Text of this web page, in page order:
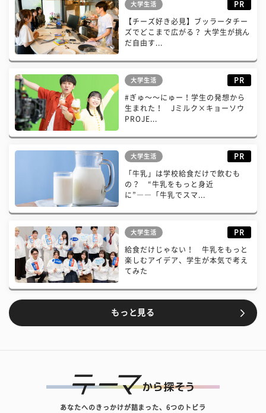
大学生活 PR
【チーズ好き必見】ブッラータチー
ズでどこまで広がる？ 大学生が挑ん
だ自由す...
大学生活 PR
#ぎゅ〜〜にゅー！学生の発想から
生まれた！ Jミルク×キョーソウ
PROJE...
大学生活 PR
「牛乳」は学校給食だけで飲むも
の？ “牛乳をもっと身近
に”――「牛乳でスマ...
大学生活 PR
給食だけじゃない！ 牛乳をもっと
楽しむアイデア、学生が本気で考え
てみた
もっと見る
あなたへのきっかけが詰まった、6つのトビラ